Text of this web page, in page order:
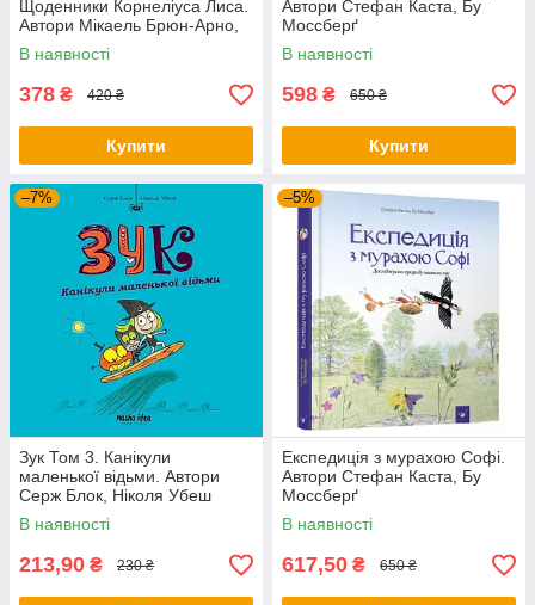
Щоденники Корнеліуса Лиса.
Автори Мікаель Брюн-Арно,
Саное
В наявності
378 ₴ 420 ₴
Купити
Автори Стефан Каста, Бу
Моссберґ
В наявності
598 ₴ 650 ₴
Купити
–7%
Зук Том 3. Канікули
маленької відьми. Автори
Серж Блок, Ніколя Убеш
В наявності
213,90 ₴ 230 ₴
–5%
Експедиція з мурахою Софі.
Автори Стефан Каста, Бу
Моссберґ
В наявності
617,50 ₴ 650 ₴